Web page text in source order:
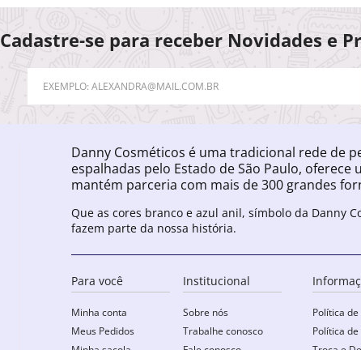
Cadastre-se para receber Novidades e
Danny Cosméticos é uma tradicional rede de
espalhadas pelo Estado de São Paulo,
mantém parceria com mais de 300 grandes
Que as cores branco e azul anil, símbolo da Danny
fazem parte da nossa história.
Para você
Minha conta
Meus Pedidos
Institucional
Sobre nós
Trabalhe conosco
Política
Política